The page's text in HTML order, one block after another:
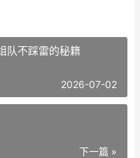
队不踩雷的秘籍
2026-07-02
下一篇 »